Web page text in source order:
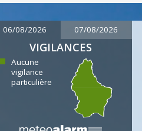
06/08/2026 07/08/2026
VIGILANCES
Aucune
vigilance
particulière